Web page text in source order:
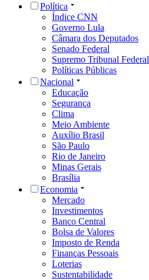
Política
Índice CNN
Governo Lula
Câmara dos Deputados
Senado Federal
Supremo Tribunal Federal
Políticas Públicas
Nacional
Educação
Segurança
Clima
Meio Ambiente
Auxílio Brasil
São Paulo
Rio de Janeiro
Minas Gerais
Brasília
Economia
Mercado
Investimentos
Banco Central
Bolsa de Valores
Imposto de Renda
Finanças Pessoais
Loterias
Sustentabilidade